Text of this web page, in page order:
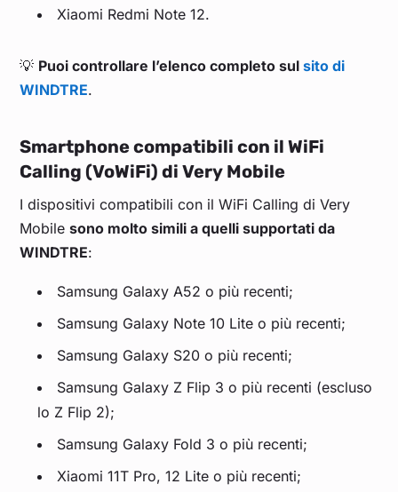
Xiaomi Redmi Note 12.
💡 Puoi controllare l’elenco completo sulsito di
WINDTRE.
Smartphone compatibili con il WiFi
Calling (VoWiFi) di Very Mobile
I dispositivi compatibili con il WiFi Calling di Very
Mobilesono molto simili a quelli supportati da
WINDTRE:
Samsung Galaxy A52 o più recenti;
Samsung Galaxy Note 10 Lite o più recenti;
Samsung Galaxy S20 o più recenti;
Samsung Galaxy Z Flip 3 o più recenti (escluso
lo Z Flip 2);
Samsung Galaxy Fold 3 o più recenti;
Xiaomi 11T Pro, 12 Lite o più recenti;